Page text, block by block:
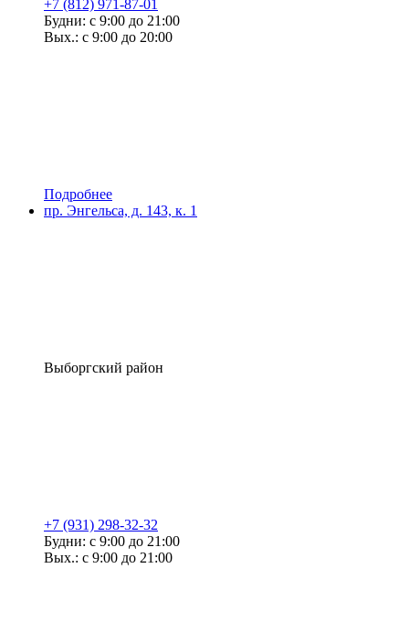
+7 (812) 971-87-01
Будни: с 9:00 до 21:00
Вых.: с 9:00 до 20:00
Подробнее
пр. Энгельса, д. 143, к. 1
Выборгский район
+7 (931) 298-32-32
Будни: с 9:00 до 21:00
Вых.: с 9:00 до 21:00